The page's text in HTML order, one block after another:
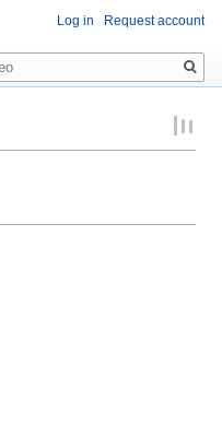
Log in Request account